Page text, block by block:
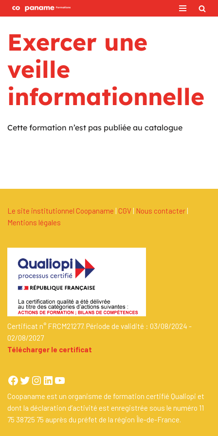
au
contenu
Exercer une
veille
informationnelle
Cette formation n’est pas publiée au catalogue
Le site institutionnel Coopaname CGV Nous contacter
Mentions légales
Certificat n° FRCM21277. Période de validité : 03/08/2024 -
02/08/2027
Télécharger le certificat
Coopaname est un organisme de formation certifié Qualiopi et
dont la déclaration d’activité est enregistrée sous le numéro 11
75 38725 75 auprès du préfet de la région Île-de-France.